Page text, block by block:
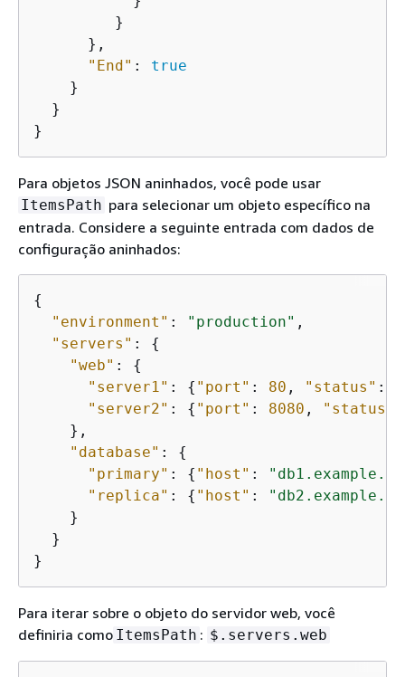
         }
      },
"End" : true
    }
  }
}
Para objetos JSON aninhados, você pode usar
ItemsPath para selecionar um objeto específico na
entrada. Considere a seguinte entrada com dados de
configuração aninhados:
{
"environment" : "production" ,
"servers" : {
"web" : {
"server1" : { "port" : 80 , "status" :
"server2" : { "port" : 8080 , "status"
    },
"database" : {
"primary" : { "host" :
"replica" : { "host" :
    }
  }
}
Para iterar sobre o objeto do servidor web, você
definiria como ItemsPath : $.servers.web